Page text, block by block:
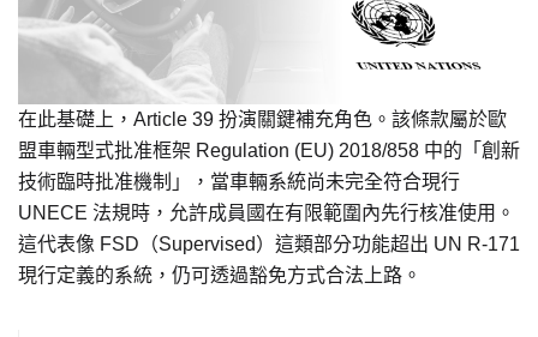
在此基礎上，Article 39 扮演關鍵補充角色。該條款屬於歐
盟車輛型式批准框架 Regulation (EU) 2018/858 中的「創新
技術臨時批准機制」，當車輛系統尚未完全符合現行
UNECE 法規時，允許成員國在有限範圍內先行核准使用。
這代表像 FSD（Supervised）這類部分功能超出 UN R-171
現行定義的系統，仍可透過豁免方式合法上路。